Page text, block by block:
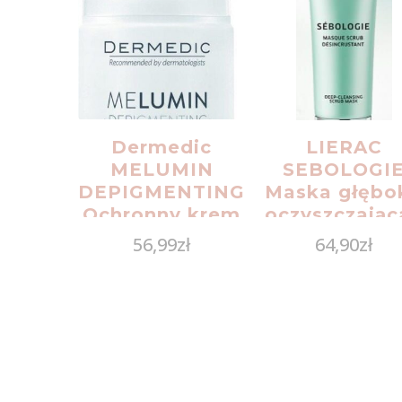
Dermedic
MELUMIN
DEPIGMENTING
Ochronny krem
rozjaśniający na
dzień SPF50+
56,99zł
LIERAC
SEBOLOGIE
Maska
złuszczjąca
50ml
64,90zł